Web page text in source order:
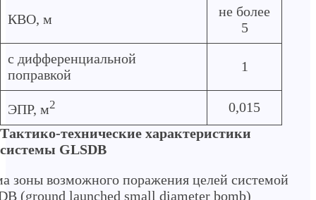
КВО, м
не более
5
с дифференциальной
поправкой
1
ЭПР, м2
0,015
Тактико-технические характеристики
системы GLSDB
зоны возможного поражения целей системой
(ground launched small diameter bomb)